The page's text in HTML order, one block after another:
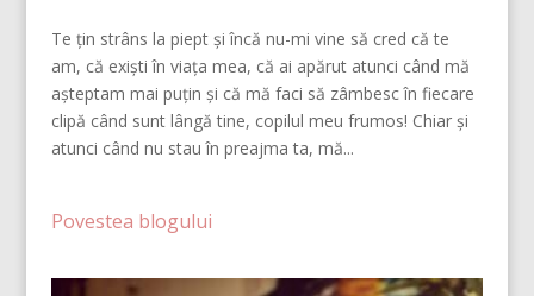
Te țin strâns la piept și încă nu-mi vine să cred că te
am, că exiști în viața mea, că ai apărut atunci când mă
așteptam mai puțin și că mă faci să zâmbesc în fiecare
clipă când sunt lângă tine, copilul meu frumos! Chiar și
atunci când nu stau în preajma ta, mă...
Povestea blogului